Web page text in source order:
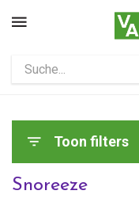
Toon filters
Snoreeze